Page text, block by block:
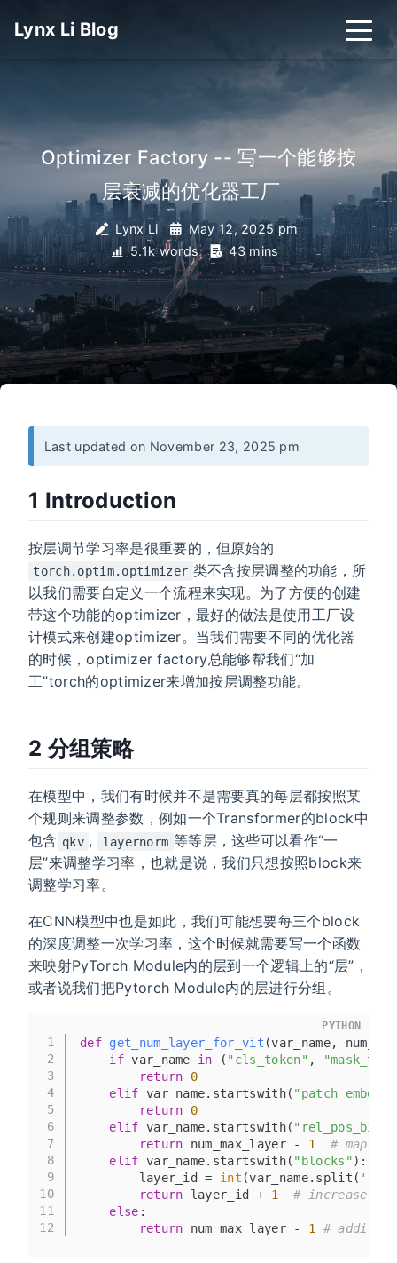
Lynx Li Blog
Optimizer Factory -- 写一个能够按
层衰减的优化器工厂_
Lynx Li
May 12, 2025 pm
5.1k words
43 mins
Last updated on November 23, 2025 pm
1 Introduction
按层调节学习率是很重要的，但原始的
torch.optim.optimizer 类不含按层调整的功能，所
以我们需要自定义一个流程来实现。为了方便的创建
带这个功能的optimizer，最好的做法是使用工厂设
计模式来创建optimizer。当我们需要不同的优化器
的时候，optimizer factory总能够帮我们“加
工”torch的optimizer来增加按层调整功能。
2 分组策略
在模型中，我们有时候并不是需要真的每层都按照某
个规则来调整参数，例如一个Transformer的block中
包含 qkv , layernorm 等等层，这些可以看作“一
层”来调整学习率，也就是说，我们只想按照block来
调整学习率。
在CNN模型中也是如此，我们可能想要每三个block
的深度调整一次学习率，这个时候就需要写一个函数
来映射PyTorch Module内的层到一个逻辑上的“层”，
或者说我们把Pytorch Module内的层进行分组。
1
2
3
4
5
6
7
8
9
10
11
12
def get_num_layer_for_vit (var_name,
if var_name in ( "cls_token" ,
return
0
elif var_name.startswith( "patch_embed"
return
0
elif var_name.startswith( "rel_pos_bias"
return num_max_layer - 1
# map
elif var_name.startswith( "blocks" ):
        layer_id =
int (var_name.split( '.'
return layer_id + 1
# increase
else :
return num_max_layer - 1 #
PYTHON